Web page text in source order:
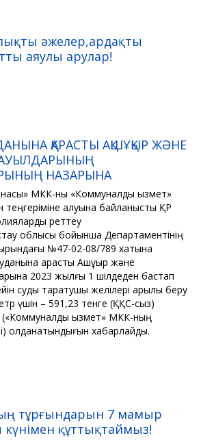
әжелер,ардақты
аяулы арулар!
ҚАРАСТЫ АҚШҰҚЫР ЖӘНЕ
НАЗАРЫНА
МКК-ны «Коммуналдық қызмет»
алуына байланысты ҚР
реттеу
облысы бойынша Департаментінің
№47-02-08/789 хатына
қарасты Ақшұқыр және
2023 жылғы 1 шілдеден бастап
суды таратушы желілері арқылы беру
үшін – 591,23 тенге (ҚҚС-сыз)
(«Коммуналдық қызмет» МКК-ның
қолданатындығын хабарлайды.
тұрғындарын 7 мамыр
құттықтаймыз!